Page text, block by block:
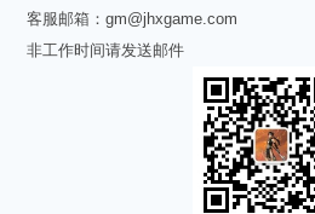
客服邮箱：gm@jhxgame.com
非工作时间请发送邮件